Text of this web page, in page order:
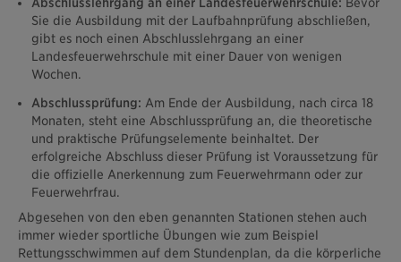
Sie die Ausbildung mit der Laufbahnprüfung abschließen,
gibt es noch einen Abschlusslehrgang an einer
Landesfeuerwehrschule mit einer Dauer von wenigen
Wochen.
Abschlussprüfung: Am Ende der Ausbildung, nach circa 18
Monaten, steht eine Abschlussprüfung an, die theoretische
und praktische Prüfungselemente beinhaltet. Der
erfolgreiche Abschluss dieser Prüfung ist Voraussetzung für
die offizielle Anerkennung zum Feuerwehrmann oder zur
Feuerwehrfrau.
Abgesehen von den eben genannten Stationen stehen auch
immer wieder sportliche Übungen wie zum Beispiel
Rettungsschwimmen auf dem Stundenplan, da die körperliche